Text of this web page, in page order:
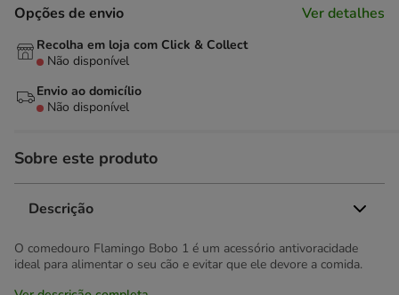
Opções de envio Ver detalhes
Recolha em loja com Click & Collect
Não disponível
Envio ao domicílio
Não disponível
Sobre este produto
Descrição
O comedouro Flamingo Bobo 1 é um acessório antivoracidade
ideal para alimentar o seu cão e evitar que ele devore a comida.